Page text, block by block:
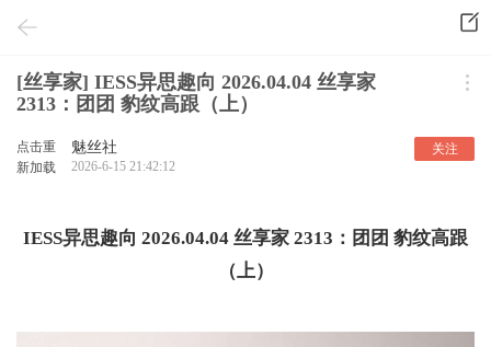
[丝享家] IESS异思趣向 2026.04.04 丝享家
2313：团团 豹纹高跟（上）
点击重
新加载
魅丝社
2026-6-15 21:42:12
关注
IESS异思趣向 2026.04.04 丝享家 2313：团团 豹纹高跟
（上）